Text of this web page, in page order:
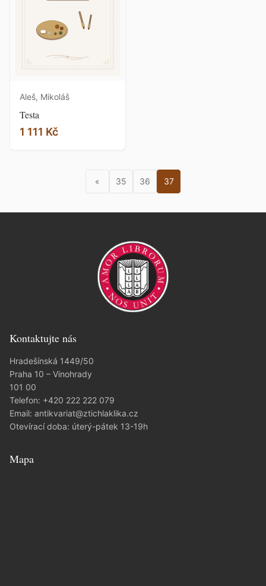
Aleš, Mikoláš
Testa
1 111 Kč
« 35 36 37
Kontaktujte nás
Hradešínská 1449/50
Praha 10 – Vinohrady
101 00
Telefon: +420 222 222 079
Email: antikvariat@ztichlaklika.cz
Otevírací doba: úterý-pátek 13-19h
Mapa